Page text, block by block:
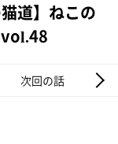
道】ねこの
vol.48
次回の話